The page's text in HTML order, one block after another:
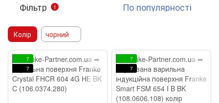
Фільтр 1 По популярності
Колір чорний
7
7
7
7